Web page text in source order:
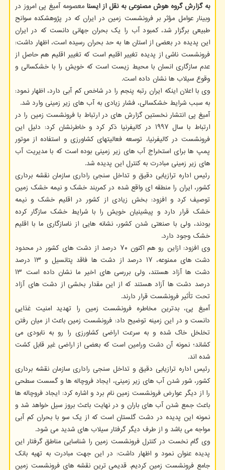
به گزارش گروه هوش مصنوعی به نقل از ایسنا معصومه آمیغ پی امروز در
وبینار عوامل مؤثر بر فرونشست زمین در ایران که در پژوهشکده سوانح
طبیعی برگزار شد، کمبود آب را یک بحران جهانی دانست که در ایران
این پدیده در بعضی از استان ها به حد بحران رسیده است، اظهار داشت:
فرونشست ناشی از پدیده تغییر اقلیم است که تغییر اقلیم هم حاصل از
عدم سازگاری انسان با محیط زیست است که خویش را با خشکسالی و
وقوع سیلاب ها نشان داده است.
وی با اعلان اینکه ایران رتبه پنجم را در شاخص کم آبی دارد، اظهار نمود:
به سبب شرایط خشکسالی، فشار زیادی به آب های زیر زمینی وارد شد.
آمیغ پی انتشار نخستین گزارش های در ارتباط با فرونشست زمین را در
ارتباط با سال ۱۹۹۷ در کالیفرنیا ذکر کرد و خاطرنشان کرد: دلیل این
فرونشست در کالیفرنیا، توسعه فعالیتهای کشاورزی و استفاده از موتور
پمپ ها برای استخراج آب های زیر زمینی بوده است که با مدیریت آب
های زیر زمینی مبادرت به کنترل این پدیده شد.
رئیس اداره ترازیابی دقیق و تداخل سنجی راداری سازمان نقشه برداری
کشور، ایران را منطقه ای واقع شده در کمربند خشک و نیمه خشک زمین
توصیف کرد و افزود: بخش زیادی از کشور در اقلیم خشک و نیمه
خشک قرار دارد و پیشینیان خویش را با شرایط خشک سازگار کرده
بودند، ولی با صنعتی شدن کشور، نشانه هایی از ناسازگاری ما با اقلیم
خشک وجود دارد.
وی افزود: ازاین رو هم اکنون ۷۰ درصد از دشت های کشور در محدود
دشت های ممنوعه، ۱۷ درصد از دشت ها فاقد پتانسیل و ۱۳ درصد
دشت ها آزاد هستند، ولی بررسی های اخیر ما نشان داده است ۱۳
درصد دشت ها آزاد هستند که از این مقدار بخشی از دشت های آزاد
تحت تأثیر فرونشست قرار دارند.
آمیغ پی، بدترین مخاطره فرونشست زمین را تهدید امنیت غذایی
دانست و در این زمینه توضیح داد: فرونشست زمین باعث از میان رفتن
تخلخل خاک شده و به سرعت اراضی کشاورزی را رو به نابودی می
کشاند؛ نمونه آن دشت ورامین است که بعضی از اراضی غیر قابل کشت
شده اند.
رئیس اداره ترازیابی دقیق و تداخل سنجی راداری سازمان نقشه برداری
کشور، شور شدن آب های زیر زمینی، ایجاد فروچاله ها و گسست سطحی
را از دیگر عوارض فرونشست زمین نام برد و اشاره کرد: ایجاد فروچاله ها
باعث جمع شدن آب های باران و در نهایت باعث بروز سیل خواهد شد و
نمونه این پدیده در دشت گلستان است که از یک سو با بحران کم آبی
مواجه می باشد و از طرف دیگر گرفتار سیلاب های شدید می شود.
وی گام نخست در کنترل فرونشست زمین را شناسایی مناطق گرفتار این
پدیده عنوان نمود و اظهار داشت: در این جهت مبادرت به تهیه بانک
جامع فرونشست زمین کردیم. قدیمی ترین نقشه های فرونشست زمین